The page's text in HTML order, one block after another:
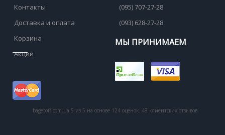
Контакты
Доставка и оплата
Корзина
Акции
(095) 707-27-28
(093) 628-27-28
МЫ ПРИНИМАЕМ
bagetoff.com.ua 5 из 5 на основе 124 оценок. 48 клиентских отзывов